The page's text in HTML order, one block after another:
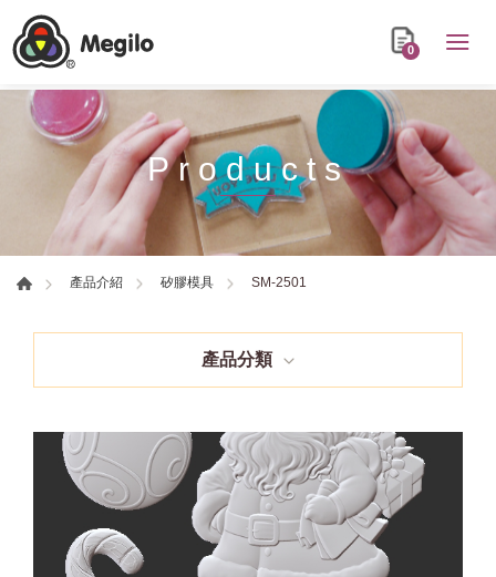
0
Products
產品介紹 矽膠模具 SM-2501
產品分類